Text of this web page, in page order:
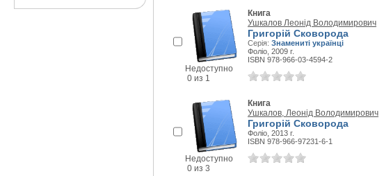
Недоступно
0 из 1
Книга
Ушкалов Леонід Володимирович
Григорій Сковорода
Серія: Знамениті українці
Фоліо, 2009 г.
ISBN 978-966-03-4594-2
Недоступно
0 из 3
Книга
Ушкалов, Леонід Володимирович
Григорій Сковорода
Фоліо, 2013 г.
ISBN 978-966-97231-6-1